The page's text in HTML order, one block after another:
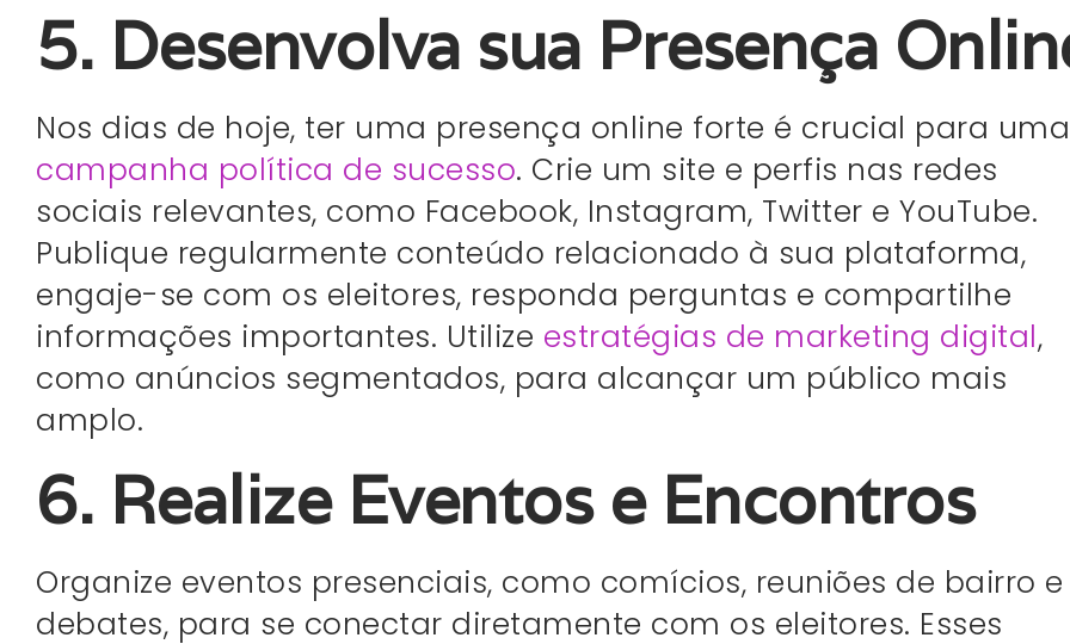
5. Desenvolva sua Presença
Nos dias de hoje, ter uma presença online forte é crucial para uma
campanha política de sucesso. Crie um site e perfis nas redes
sociais relevantes, como Facebook, Instagram, Twitter e YouTube.
Publique regularmente conteúdo relacionado à sua plataforma,
engaje-se com os eleitores, responda perguntas e compartilhe
informações importantes. Utilize estratégias de marketing digital,
como anúncios segmentados, para alcançar um público mais
amplo.
6. Realize Eventos e Encontros
Organize eventos presenciais, como comícios, reuniões de bairro e
debates, para se conectar diretamente com os eleitores. Esses